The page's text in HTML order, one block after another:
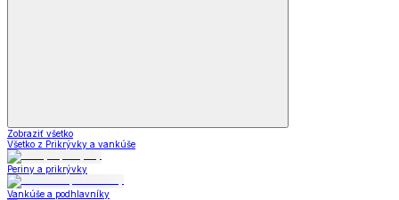
Zobraziť všetko
Všetko z Prikrývky a vankúše
Periny a prikrývky
Vankúše a podhlavníky